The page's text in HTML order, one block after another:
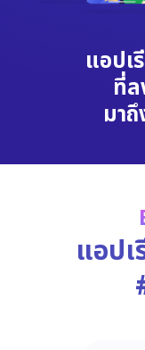
แอปเ
ที่
มา
แอป